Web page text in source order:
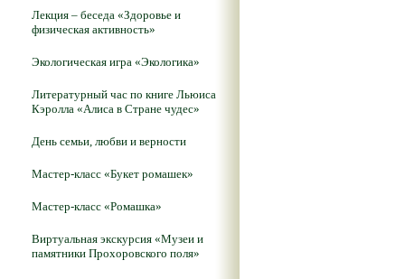
Лекция – беседа «Здоровье и
физическая активность»
Экологическая игра «Экологика»
Литературный час по книге Льюиса
Кэролла «Алиса в Стране чудес»
День семьи, любви и верности
Мастер-класс «Букет ромашек»
Мастер-класс «Ромашка»
Виртуальная экскурсия «Музеи и
памятники Прохоровского поля»